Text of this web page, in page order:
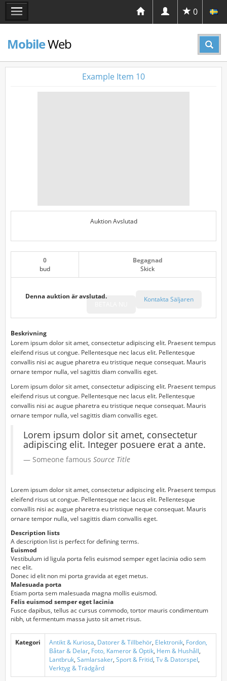
0
MobileWeb
Example Item 10
Auktion Avslutad
0
bud
Begagnad
Skick
Denna auktion är avslutad.
Kontakta Säljaren
Beskrivning
Lorem ipsum dolor sit amet, consectetur adipiscing elit. Praesent tempus
eleifend risus ut congue. Pellentesque nec lacus elit. Pellentesque
convallis nisi ac augue pharetra eu tristique neque consequat. Mauris
ornare tempor nulla, vel sagittis diam convallis eget.
Lorem ipsum dolor sit amet, consectetur adipiscing elit. Praesent tempus
eleifend risus ut congue. Pellentesque nec lacus elit. Pellentesque
convallis nisi ac augue pharetra eu tristique neque consequat. Mauris
ornare tempor nulla, vel sagittis diam convallis eget.
Lorem ipsum dolor sit amet, consectetur
adipiscing elit. Integer posuere erat a ante.
Someone famous Source Title
Lorem ipsum dolor sit amet, consectetur adipiscing elit. Praesent tempus
eleifend risus ut congue. Pellentesque nec lacus elit. Pellentesque
convallis nisi ac augue pharetra eu tristique neque consequat. Mauris
ornare tempor nulla, vel sagittis diam convallis eget.
Description lists
A description list is perfect for defining terms.
Euismod
Vestibulum id ligula porta felis euismod semper eget lacinia odio sem
nec elit.
Donec id elit non mi porta gravida at eget metus.
Malesuada porta
Etiam porta sem malesuada magna mollis euismod.
Felis euismod semper eget lacinia
Fusce dapibus, tellus ac cursus commodo, tortor mauris condimentum
nibh, ut fermentum massa justo sit amet risus.
Kategori Antikt & Kuriosa, Datorer & Tillbehör, Elektronik, Fordon,
Båtar & Delar, Foto, Kameror & Optik, Hem & Hushåll,
Lantbruk, Samlarsaker, Sport & Fritid, Tv & Datorspel,
Verktyg & Trädgård